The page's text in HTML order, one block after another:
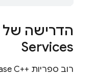
Services
רוב ספריות Firebase C++‎ דורשות ש